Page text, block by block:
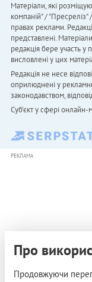
Матеріали, які
компаній" /
правах реклами.
представлені.
редакція бере участь у
висловлені у цих
Редакція не несе
оприлюднені у
законодавством,
Cуб'єкт у сфері онлайн-
РЕКЛАМА
Про
Продовжуючи